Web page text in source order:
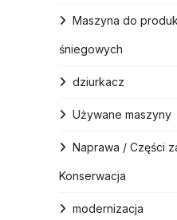
Maszyna do
śniegowych
dziurkacz
Używane maszyny
Naprawa / Części
Konserwacja
modernizacja